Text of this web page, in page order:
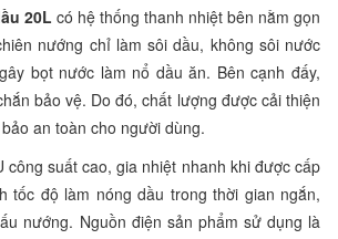
20L có hệ thống thanh nhiệt bên nằm gọn
nướng chỉ làm sôi dầu, không sôi nước
bọt nước làm nổ dầu ăn. Bên cạnh đấy,
bảo vệ. Do đó, chất lượng được cải thiện
an toàn cho người dùng.
công suất cao, gia nhiệt nhanh khi được cấp
tốc độ làm nóng dầu trong thời gian ngắn,
nướng. Nguồn điện sản phẩm sử dụng là